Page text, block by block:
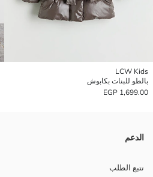
LCW Kids
بالطو للبنات بكابوش
1,699.00 EGP
الدعم
تتبع الطلب